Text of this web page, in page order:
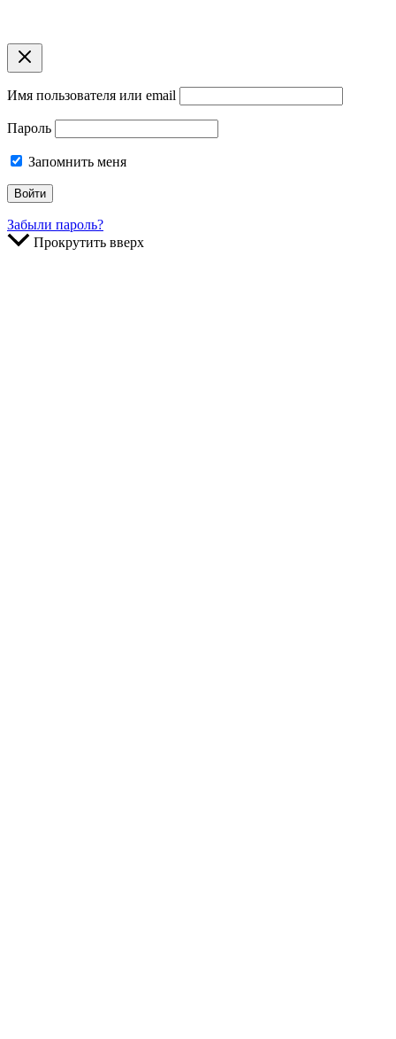
Имя пользователя или email
Пароль
Запомнить меня
Забыли пароль?
Прокрутить вверх